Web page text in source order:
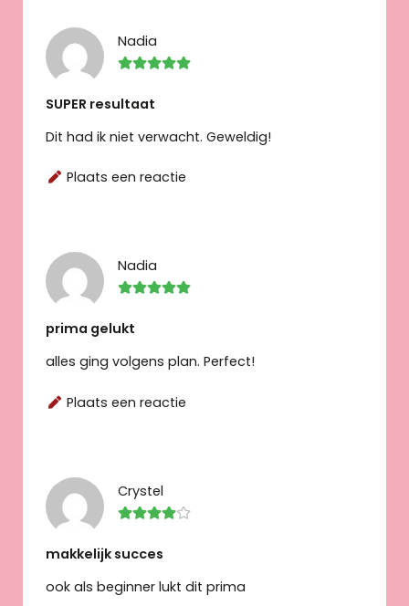
Nadia
SUPER resultaat
Dit had ik niet verwacht. Geweldig!
Plaats een reactie
Nadia
prima gelukt
alles ging volgens plan. Perfect!
Plaats een reactie
Crystel
makkelijk succes
ook als beginner lukt dit prima